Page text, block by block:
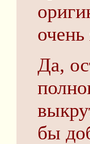
Да,
бы